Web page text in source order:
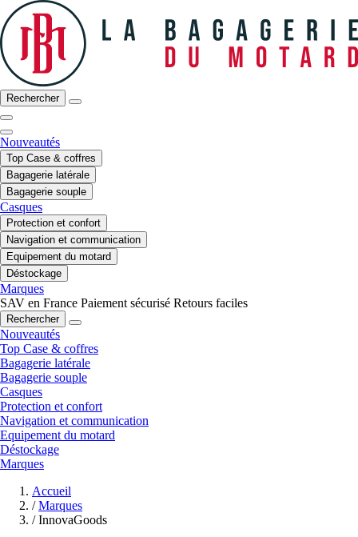
Rechercher
Nouveautés
Top Case & coffres
Bagagerie latérale
Bagagerie souple
Casques
Protection et confort
Navigation et communication
Equipement du motard
Déstockage
Marques
SAV en France Paiement sécurisé Retours faciles
Rechercher
Nouveautés
Top Case & coffres
Bagagerie latérale
Bagagerie souple
Casques
Protection et confort
Navigation et communication
Equipement du motard
Déstockage
Marques
Accueil
/ Marques
/ InnovaGoods